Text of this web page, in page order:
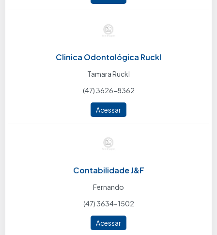
Clinica Odontológica Ruckl
Tamara Ruckl
(47) 3626-8362
Acessar
Contabilidade J&F
Fernando
(47) 3634-1502
Acessar